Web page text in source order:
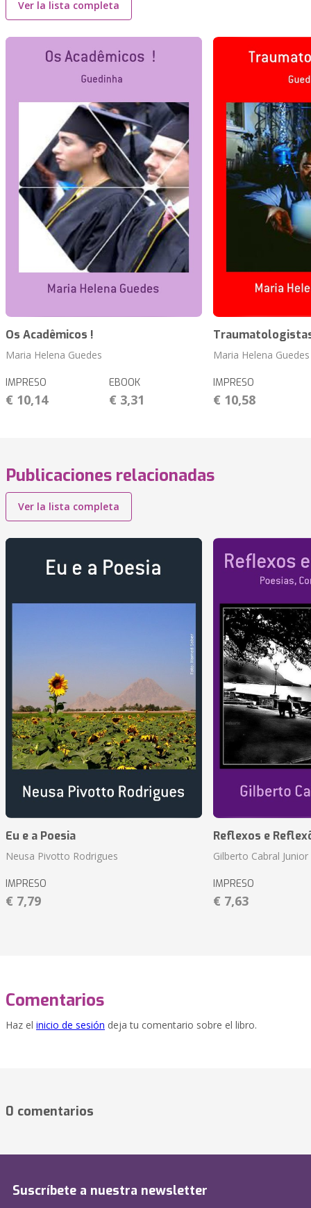
Ver la lista completa
Os Acadêmicos !
Maria Helena Guedes
IMPRESO
€ 10,14
EBOOK
€ 3,31
Maria Helena Guedes
IMPRESO
€ 10,58
Publicaciones relacionadas
Ver la lista completa
Eu e a Poesia
Neusa Pivotto Rodrigues
IMPRESO
€ 7,79
Reflexos e
Gilberto Cabral Junior
IMPRESO
€ 7,63
Comentarios
Haz el inicio de sesión deja tu comentario sobre el libro.
0 comentarios
Suscríbete a nuestra newsletter